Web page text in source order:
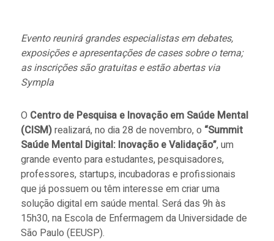
Evento reunirá grandes especialistas em debates,
exposições e apresentações de cases sobre o tema;
as inscrições são gratuitas e estão abertas via
Sympla
O Centro de Pesquisa e Inovação em Saúde Mental
(CISM)realizará, no dia 28 de novembro, o “Summit
Saúde Mental Digital: ⁠Inovação e Validação”, um
grande evento para estudantes, pesquisadores,
professores, startups, incubadoras e profissionais
que já possuem ou têm interesse em criar uma
solução digital em saúde mental. Será das 9h às
15h30, na Escola de Enfermagem da Universidade de
São Paulo (EEUSP).